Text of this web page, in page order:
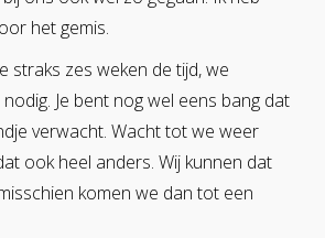
het gemis.
straks zes weken de tijd, we
Je bent nog wel eens bang dat
verwacht. Wacht tot we weer
ook heel anders. Wij kunnen dat
komen we dan tot een